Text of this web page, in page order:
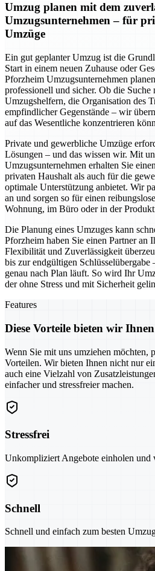
Umzug planen mit dem
Umzugsunternehmen – für
Umzüge
Ein gut geplanter Umzug ist die
Start in einem neuen Zuhause oder
Pforzheim Umzugsunternehmen
professionell und sicher. Ob die Suche
Umzugshelfern, die Organisation des
empfindlicher Gegenstände – wir
auf das Wesentliche konzentrieren
Private und gewerbliche Umzüge
Lösungen – und das wissen wir. Mit
Umzugsunternehmen erhalten Sie
privaten Haushalt als auch für die
optimale Unterstützung anbietet. Wir
an und sorgen so für einen
Wohnung, im Büro oder in der
Die Planung eines Umzuges kann
Pforzheim haben Sie einen Partner an
Flexibilität und Zuverlässigkeit
bis zur endgültigen Schlüsselübergabe
genau nach Plan läuft. So wird Ihr
der ohne Stress und mit Sicherheit
Features
Diese Vorteile bieten wir Ihnen
Wenn Sie mit uns umziehen möchten,
Vorteilen. Wir bieten Ihnen nicht nur
auch eine Vielzahl von
einfacher und stressfreier machen.
Stressfrei
Unkompliziert Angebote einholen und
Schnell
Schnell und einfach zum besten